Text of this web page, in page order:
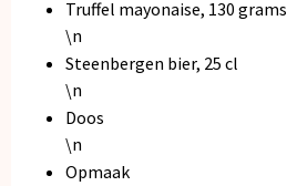
Truffel mayonaise, 130 grams
\n
Steenbergen bier, 25 cl
\n
Doos
\n
Opmaak